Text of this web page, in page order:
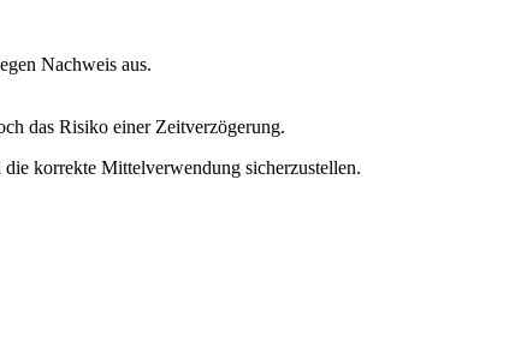
Nachweis aus.
das Risiko einer Zeitverzögerung.
korrekte Mittelverwendung sicherzustellen.